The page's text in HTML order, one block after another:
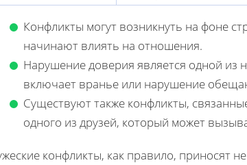
Конфликты могут возникнуть на фоне
начинают влиять на отношения.
Нарушение доверия является одной из
включает вранье или нарушение
Существуют также конфликты,
одного из друзей, который может
конфликты, как правило, приносят